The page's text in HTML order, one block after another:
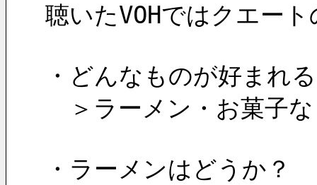
聴いたVOHではクエー
・どんなものが好ま
＞ラーメン・お菓子
・ラーメンはどうか？